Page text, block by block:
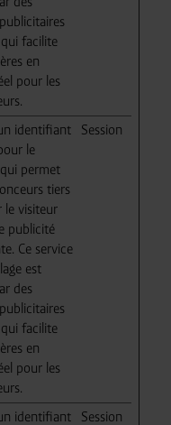
facilite
en
pour les
identifiant
le
permet
tiers
le visiteur
publicité
Ce service
est
des
facilite
en
pour les
Session
identifiant
Session